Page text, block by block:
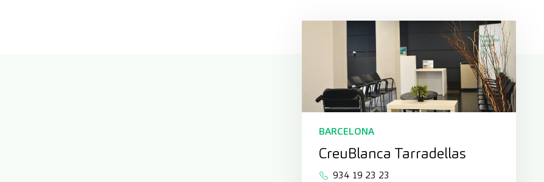
BARCELONA
CreuBlanca Tarradellas
934 19 23 23